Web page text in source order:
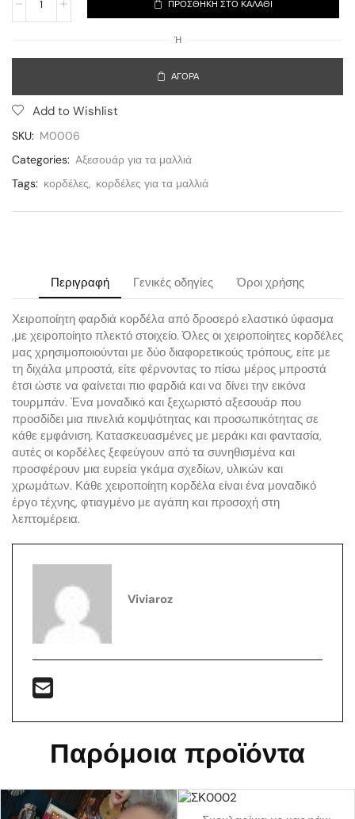
ΠΡΟΣΘΉΚΗ ΣΤΟ ΚΑΛΆΘΙ
Ή
ΑΓΟΡΆ
Add to Wishlist
SKU: M0006
Categories: Aξεσουάρ για τα μαλλιά
Tags: κορδέλες, κορδέλες για τα μαλλιά
Περιγραφή Γενικές οδηγίες Όροι χρήσης
Χειροποίητη φαρδιά κορδέλα από δροσερό ελαστικό ύφασμα
,με χειροποίητο πλεκτό στοιχείο. Όλες οι χειροποίητες κορδέλες
μας χρησιμοποιούνται με δύο διαφορετικούς τρόπους, είτε με
τη διχάλα μπροστά, είτε φέρνοντας το πίσω μέρος μπροστά
έτσι ώστε να φαίνεται πιο φαρδιά και να δίνει την εικόνα
τουρμπάν. Ένα μοναδικό και ξεχωριστό αξεσουάρ που
προσδίδει μια πινελιά κομψότητας και προσωπικότητας σε
κάθε εμφάνιση. Κατασκευασμένες με μεράκι και φαντασία,
αυτές οι κορδέλες ξεφεύγουν από τα συνηθισμένα και
προσφέρουν μια ευρεία γκάμα σχεδίων, υλικών και
χρωμάτων. Κάθε χειροποίητη κορδέλα είναι ένα μοναδικό
έργο τέχνης, φτιαγμένο με αγάπη και προσοχή στη
λεπτομέρεια.
Viviaroz
Παρόμοια προϊόντα